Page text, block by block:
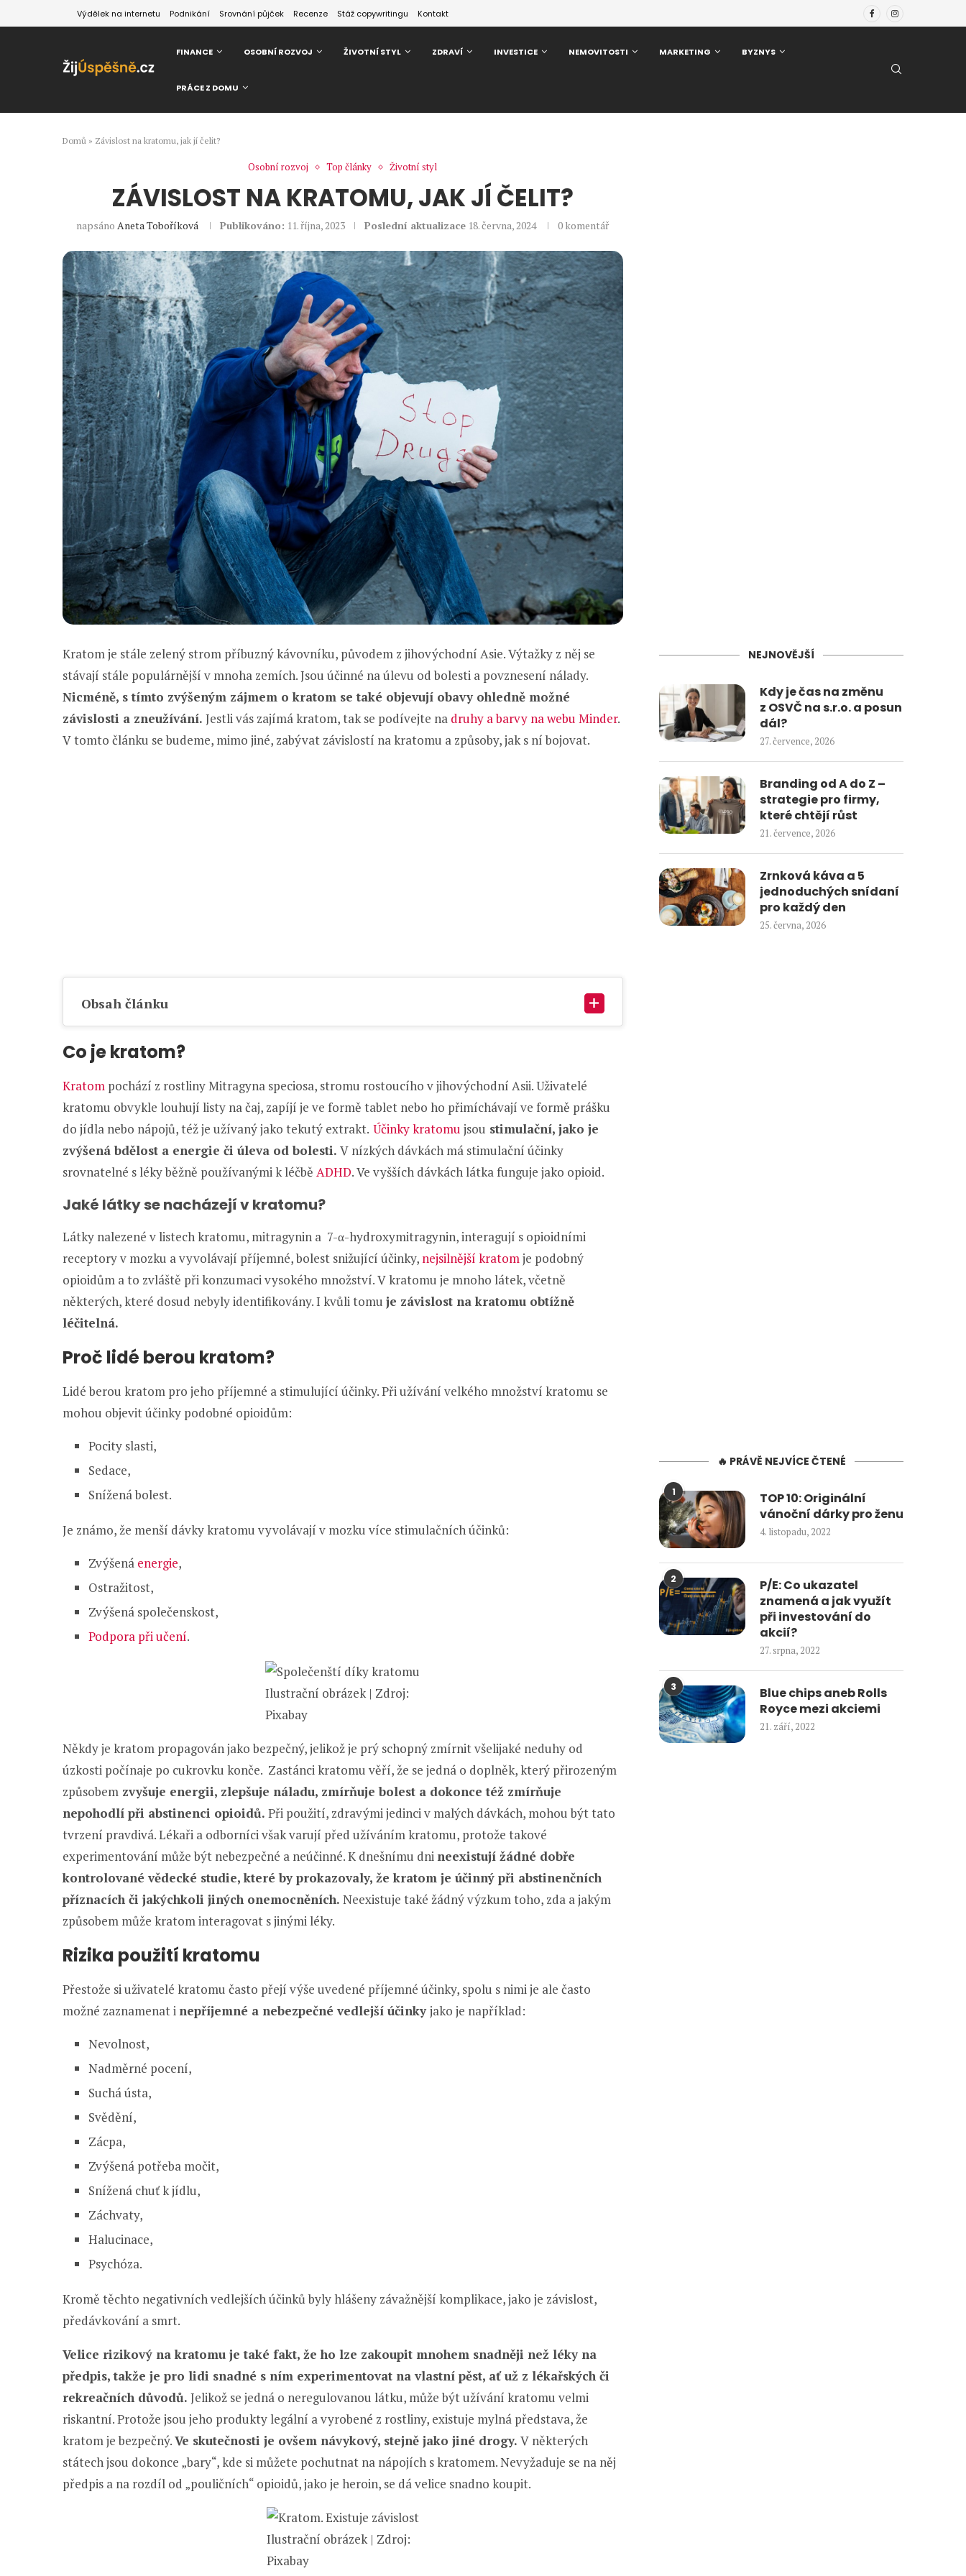
Výdělek na internetu Podnikání Srovnání půjček Recenze Stáž copywritingu Kontakt
FINANCE OSOBNÍ ROZVOJ ŽIVOTNÍ STYL ZDRAVÍ INVESTICE NEMOVITOSTI MARKETING BYZNYS
PRÁCE Z DOMU
Domů » Závislost na kratomu, jak jí čelit?
Osobní rozvoj Top články Životní styl
ZÁVISLOST NA KRATOMU, JAK JÍ ČELIT?
napsánoAneta Toboříková Publikováno: 11. října, 2023 Poslední aktualizace 18. června, 2024 0 komentář
Kratom je stále zelený strom příbuzný kávovníku, původem z jihovýchodní Asie. Výtažky z něj se
stávají stále populárnější v mnoha zemích. Jsou účinné na úlevu od bolesti a povznesení nálady.
Nicméně, s tímto zvýšeným zájmem o kratom se také objevují obavy ohledně možné
závislosti a zneužívání. Jestli vás zajímá kratom, tak se podívejte na druhy a barvy na webu Minder.
V tomto článku se budeme, mimo jiné, zabývat závislostí na kratomu a způsoby, jak s ní bojovat.
Obsah článku
Co je kratom?
Kratom pochází z rostliny Mitragyna speciosa, stromu rostoucího v jihovýchodní Asii. Uživatelé
kratomu obvykle louhují listy na čaj, zapíjí je ve formě tablet nebo ho přimíchávají ve formě prášku
do jídla nebo nápojů, též je užívaný jako tekutý extrakt. Účinky kratomu jsou stimulační, jako je
zvýšená bdělost a energie či úleva od bolesti. V nízkých dávkách má stimulační účinky
srovnatelné s léky běžně používanými k léčbě ADHD. Ve vyšších dávkách látka funguje jako opioid.
Jaké látky se nacházejí v kratomu?
Látky nalezené v listech kratomu, mitragynin a 7-α-hydroxymitragynin, interagují s opioidními
receptory v mozku a vyvolávají příjemné, bolest snižující účinky, nejsilnější kratomje podobný
opioidům a to zvláště při konzumaci vysokého množství. V kratomu je mnoho látek, včetně
některých, které dosud nebyly identifikovány. I kvůli tomu je závislost na kratomu obtížně
léčitelná.
Proč lidé berou kratom?
Lidé berou kratom pro jeho příjemné a stimulující účinky. Při užívání velkého množství kratomu se
mohou objevit účinky podobné opioidům:
Pocity slasti,
Sedace,
Snížená bolest.
Je známo, že menší dávky kratomu vyvolávají v mozku více stimulačních účinků:
Zvýšená energie,
Ostražitost,
Zvýšená společenskost,
Podpora při učení.
Ilustrační obrázek | Zdroj:
Pixabay
Někdy je kratom propagován jako bezpečný, jelikož je prý schopný zmírnit všelijaké neduhy od
úzkosti počínaje po cukrovku konče. Zastánci kratomu věří, že se jedná o doplněk, který přirozeným
způsobem zvyšuje energii, zlepšuje náladu, zmírňuje bolest a dokonce též zmírňuje
nepohodlí při abstinenci opioidů. Při použití, zdravými jedinci v malých dávkách, mohou být tato
tvrzení pravdivá. Lékaři a odborníci však varují před užíváním kratomu, protože takové
experimentování může být nebezpečné a neúčinné. K dnešnímu dni neexistují žádné dobře
kontrolované vědecké studie, které by prokazovaly, že kratom je účinný při abstinenčních
příznacích či jakýchkoli jiných onemocněních. Neexistuje také žádný výzkum toho, zda a jakým
způsobem může kratom interagovat s jinými léky.
Rizika použití kratomu
Přestože si uživatelé kratomu často přejí výše uvedené příjemné účinky, spolu s nimi je ale často
možné zaznamenat i nepříjemné a nebezpečné vedlejší účinkyjako je například:
Nevolnost,
Nadměrné pocení,
Suchá ústa,
Svědění,
Zácpa,
Zvýšená potřeba močit,
Snížená chuť k jídlu,
Záchvaty,
Halucinace,
Psychóza.
Kromě těchto negativních vedlejších účinků byly hlášeny závažnější komplikace, jako je závislost,
předávkování a smrt.
Velice rizikový na kratomu je také fakt, že ho lze zakoupit mnohem snadněji než léky na
předpis, takže je pro lidi snadné s ním experimentovat na vlastní pěst, ať už z lékařských či
rekreačních důvodů. Jelikož se jedná o neregulovanou látku, může být užívání kratomu velmi
riskantní. Protože jsou jeho produkty legální a vyrobené z rostliny, existuje mylná představa, že
kratom je bezpečný.Ve skutečnosti je ovšem návykový, stejně jako jiné drogy. V některých
státech jsou dokonce „bary“, kde si můžete pochutnat na nápojích s kratomem. Nevyžaduje se na něj
předpis a na rozdíl od „pouličních“ opioidů, jako je heroin, se dá velice snadno koupit.
Ilustrační obrázek | Zdroj:
Pixabay
NEJNOVĚJŠÍ
Kdy je čas na změnu
z OSVČ na s.r.o. a posun
dál?
27. července, 2026
Branding od A do Z –
strategie pro firmy,
které chtějí růst
21. července, 2026
Zrnková káva a 5
jednoduchých snídaní
pro každý den
25. června, 2026
🔥 PRÁVĚ NEJVÍCE ČTENÉ
1
TOP 10: Originální
vánoční dárky pro ženu
4. listopadu, 2022
2
P/E: Co ukazatel
znamená a jak využít
při investování do
akcií?
27. srpna, 2022
3
Blue chips aneb Rolls
Royce mezi akciemi
21. září, 2022